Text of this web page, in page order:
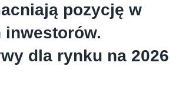
pozycję w
inwestorów.
dla rynku na 2026